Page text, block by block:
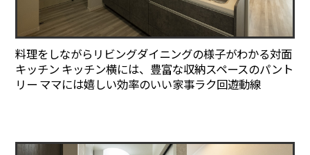
料理をしながらリビングダイニングの様子がわかる対面
キッチン キッチン横には、豊富な収納スペースのパント
リー ママには嬉しい効率のいい家事ラク回遊動線